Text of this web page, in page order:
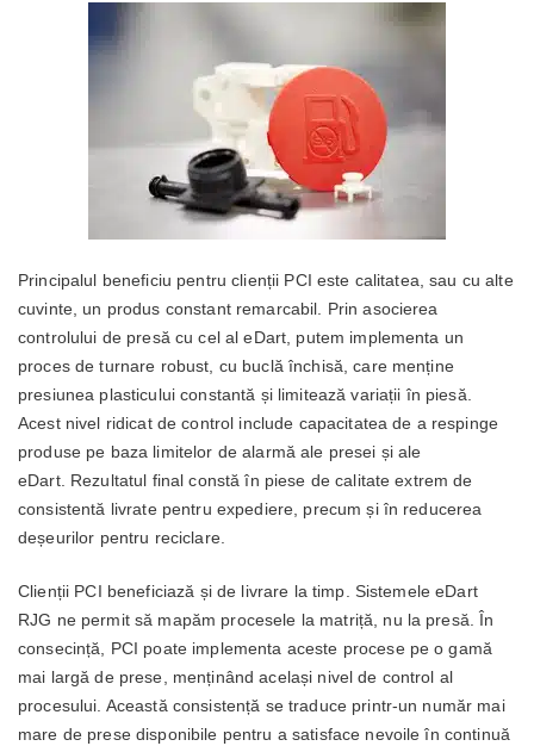
Principalul beneficiu pentru clienții PCI este calitatea, sau cu alte
cuvinte, un produs constant remarcabil. Prin asocierea
controlului de presă cu cel al eDart, putem implementa un
proces de turnare robust, cu buclă închisă, care menține
presiunea plasticului constantă și limitează variații în piesă.
Acest nivel ridicat de control include capacitatea de a respinge
produse pe baza limitelor de alarmă ale presei și ale
eDart. Rezultatul final constă în piese de calitate extrem de
consistentă livrate pentru expediere, precum și în reducerea
deșeurilor pentru reciclare.
Clienții PCI beneficiază și de livrare la timp. Sistemele eDart
RJG ne permit să mapăm procesele la matriță, nu la presă. În
consecință, PCI poate implementa aceste procese pe o gamă
mai largă de prese, menținând același nivel de control al
procesului. Această consistență se traduce printr-un număr mai
mare de prese disponibile pentru a satisface nevoile în continuă